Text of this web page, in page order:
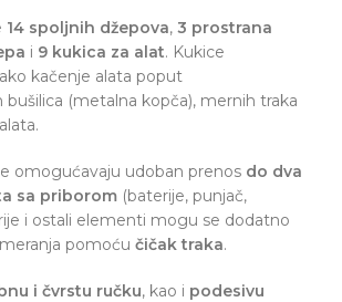
14 spoljnih džepova, 3 prostrana
i 9 kukica za alat. Kukice
kačenje alata poput
bušilica (metalna kopča), mernih traka
omogućavaju udoban prenos do dva
sa priborom (baterije, punjač,
i ostali elementi mogu se dodatno
pomoću čičak traka.
i čvrstu ručku, kao i podesivu